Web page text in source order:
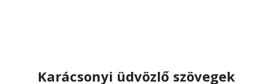
Karácsonyi üdvözlő szövegek